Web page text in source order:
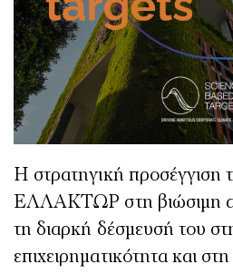
Η στρατηγική προσέγγιση
ΕΛΛΑΚΤΩΡ στη βιώσιμη
τη διαρκή δέσμευσή του
επιχειρηματικότητα και